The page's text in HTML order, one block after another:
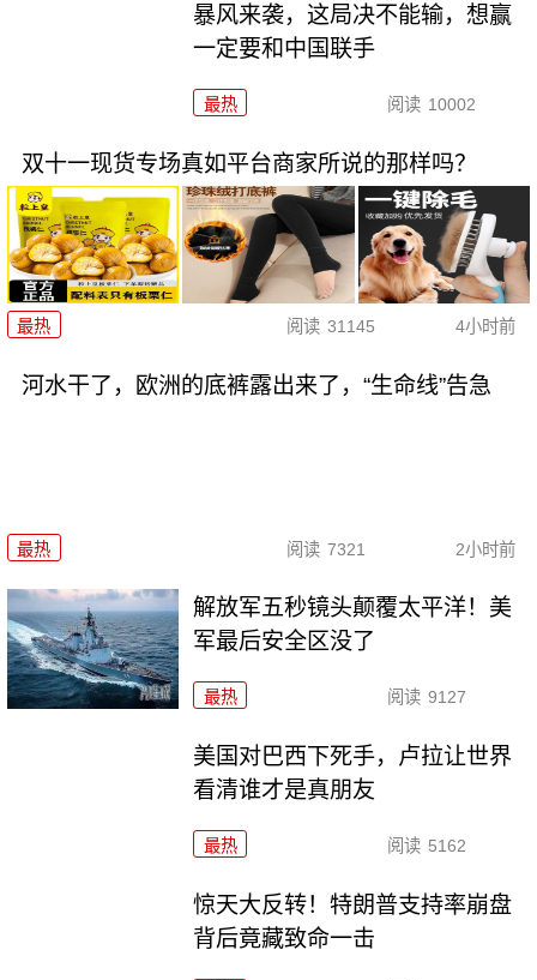
暴风来袭，这局决不能输，想赢
一定要和中国联手
最热 阅读 10002
双十一现货专场真如平台商家所说的那样吗？
最热 阅读 31145 4小时前
河水干了，欧洲的底裤露出来了，“生命线”告急
最热 阅读 7321 2小时前
解放军五秒镜头颠覆太平洋！美
军最后安全区没了
最热 阅读 9127
美国对巴西下死手，卢拉让世界
看清谁才是真朋友
最热 阅读 5162
惊天大反转！特朗普支持率崩盘
背后竟藏致命一击